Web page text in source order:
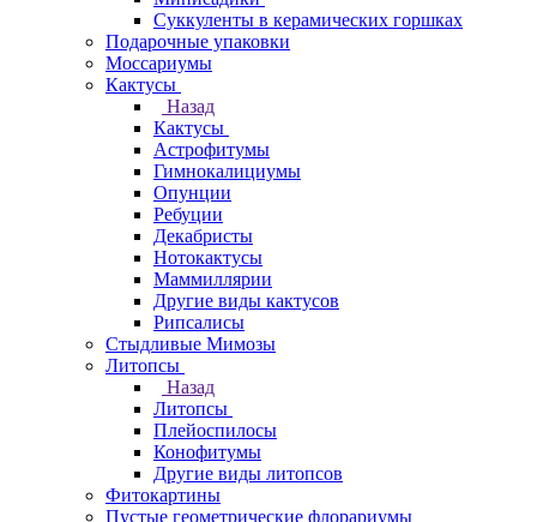
Суккуленты в керамических горшках
Подарочные упаковки
Моссариумы
Кактусы
Назад
Кактусы
Астрофитумы
Гимнокалициумы
Опунции
Ребуции
Декабристы
Нотокактусы
Маммиллярии
Другие виды кактусов
Рипсалисы
Стыдливые Мимозы
Литопсы
Назад
Литопсы
Плейоспилосы
Конофитумы
Другие виды литопсов
Фитокартины
Пустые геометрические флорариумы